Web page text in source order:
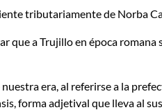
tributariamente de Norba
que a Trujillo en época
era, al referirse a la
forma adjetival que lleva al